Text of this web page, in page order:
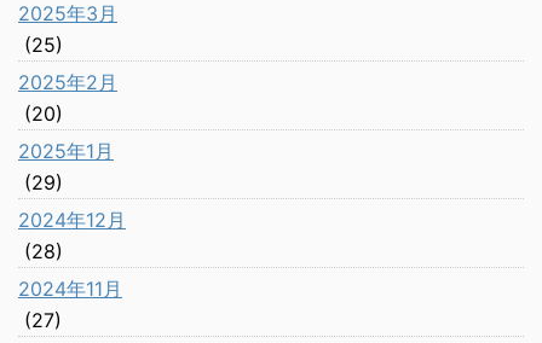
2025年3月
(25)
2025年2月
(20)
2025年1月
(29)
2024年12月
(28)
2024年11月
(27)